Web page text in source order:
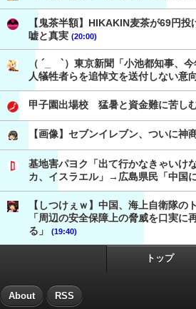
【鬼茶半額】HIKAKIN麦茶が69円
嘘と真実 (20:00)
（ ´_ゝ`）東京新聞「小池都知事、
人犠牲者らを追悼文を送付しない意
甲子園出場校 猛暑と資金難に苦
【画像】セブンイレブン、ついに神
基地害パヨク「出て行かなきゃいけ
カ、イスラエル」→広島県民「中国
【しつけぇｗ】中国、海上自衛隊の
「周辺の安全保障上の脅威を口実に
る」
(19:40)
トップ
About RSS